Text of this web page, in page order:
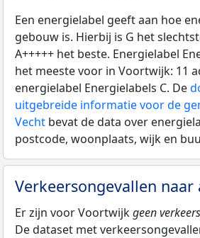
Een energielabel geeft aan hoe
gebouw is. Hierbij is G het
A+++++ het beste. Energielabel
het meeste voor in Voortwijk: 11
energielabel Energielabels C. De
uitgebreide informatie voor de
Vecht bevat de data over
postcode, woonplaats, wijk en
Verkeersongevallen naar
Er zijn voor Voortwijkgeen
De dataset met